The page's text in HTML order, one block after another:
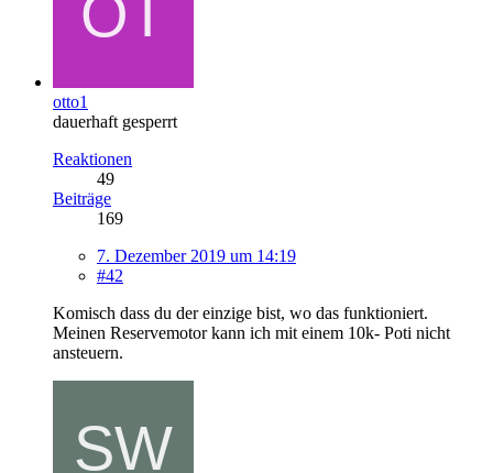
otto1
dauerhaft gesperrt
Reaktionen
49
Beiträge
169
7. Dezember 2019 um 14:19
#42
Komisch dass du der einzige bist, wo das funktioniert.
Meinen Reservemotor kann ich mit einem 10k- Poti nicht
ansteuern.